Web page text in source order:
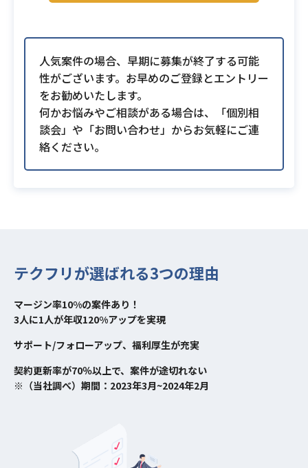
人気案件の場合、早期に募集が終了する可能
性がございます。お早めのご登録とエントリー
をお勧めいたします。
何かお悩みやご相談がある場合は、「個別相
談会」や「お問い合わせ」からお気軽にご連
絡ください。
テクフリが選ばれる3つの理由
マージン率10%の案件あり！
3人に1人が年収120%アップを実現
サポート/フォローアップ、福利厚生が充実
契約更新率が70％以上で、案件が途切れない
※（当社調べ）期間：2023年3月~2024年2月